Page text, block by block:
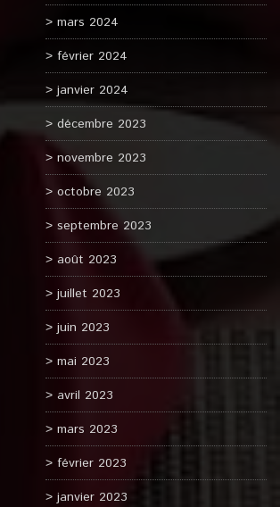
mars 2024
février 2024
janvier 2024
décembre 2023
novembre 2023
octobre 2023
septembre 2023
août 2023
juillet 2023
juin 2023
mai 2023
avril 2023
mars 2023
février 2023
janvier 2023